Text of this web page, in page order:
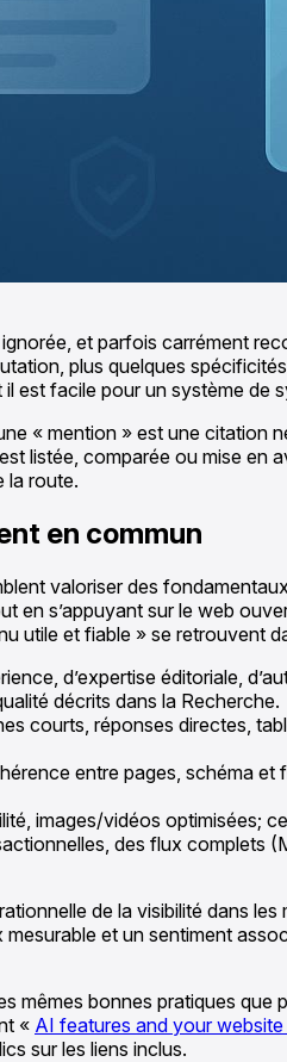
et parfois carrément
plus quelques
est facile pour un système de
« mention » est une
listée, comparée ou mise en
la route.
en commun
valoriser des
en s’appuyant sur le web
utile et fiable » se
d’expertise éditoriale,
décrits dans la Recherche.
courts, réponses directes,
entre pages, schéma
images/vidéos optimisées;
des flux complets
de la visibilité dans
et un sentiment
mêmes bonnes pratiques
« AI features and your
sur les liens inclus.